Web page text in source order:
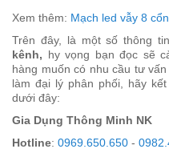
Xem thêm: Mạch led vẫy 8
Trên đây, là một số thông
kênh, hy vọng bạn đọc sẽ
hàng muốn có nhu cầu tư
làm đại lý phân phối, hãy
dưới đây:
Gia Dụng Thông Minh NK
Hotline: 0969.650.650 -